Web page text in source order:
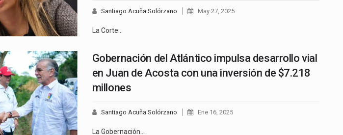
Santiago Acuña Solórzano May 27, 2025
La Corte…
Gobernación del Atlántico impulsa desarrollo vial
en Juan de Acosta con una inversión de $7.218
millones
Santiago Acuña Solórzano Ene 16, 2025
La Gobernación…